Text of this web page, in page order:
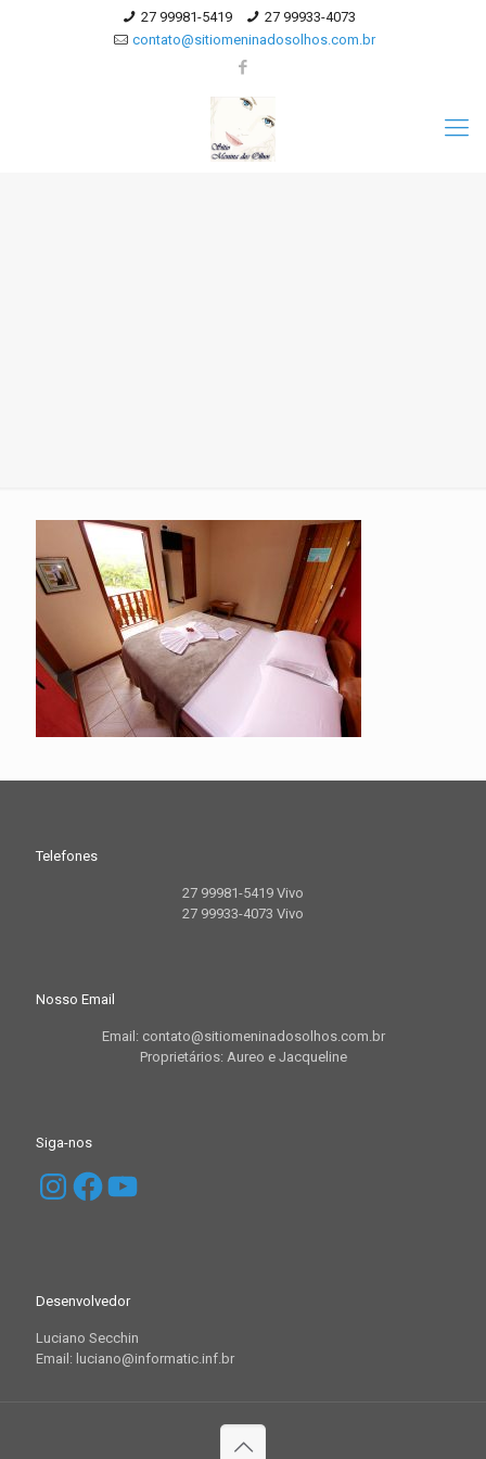
27 99981-5419
27 99933-4073
contato@sitiomeninadosolhos.com.br
Telefones
27 99981-5419 Vivo
27 99933-4073 Vivo
Nosso Email
Email: contato@sitiomeninadosolhos.com.br
Proprietários: Aureo e Jacqueline
Siga-nos
InstagramFacebook
YouTube
Desenvolvedor
Luciano Secchin
Email: luciano@informatic.inf.br